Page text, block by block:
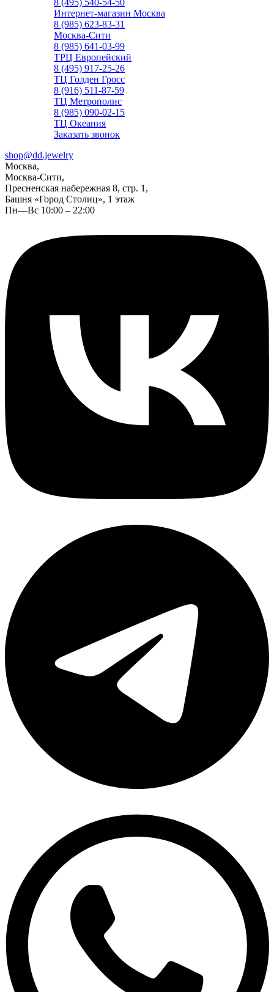
8 (495) 540-54-50
Интернет-магазин Москва
8 (985) 623-83-31
Москва-Сити
8 (985) 641-03-99
ТРЦ Европейский
8 (495) 917-25-26
ТЦ Голден Гросс
8 (916) 511-87-59
ТЦ Метрополис
8 (985) 090-02-15
ТЦ Океания
Заказать звонок
shop@dd.jewelry
Москва,
Москва-Сити,
Пресненская набережная 8, стр. 1,
Башня «Город Столиц», 1 этаж
Пн—Вс 10:00 – 22:00